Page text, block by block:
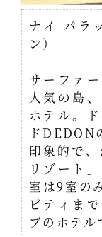
ナイ パラ
ン）
サーファ
人気の島
ホテル。
ドDEDON
印象的で
リゾート
室は9室の
ビティま
ブのホテル